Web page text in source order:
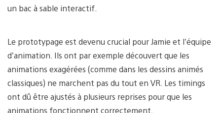
un bac à sable interactif.
Le prototypage est devenu crucial pour Jamie et l’équipe
d’animation. Ils ont par exemple découvert que les
animations exagérées (comme dans les dessins animés
classiques) ne marchent pas du tout en VR. Les timings
ont dû être ajustés à plusieurs reprises pour que les
animations fonctionnent correctement.